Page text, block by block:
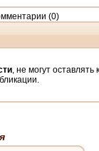
(0)
, не могут оставлять